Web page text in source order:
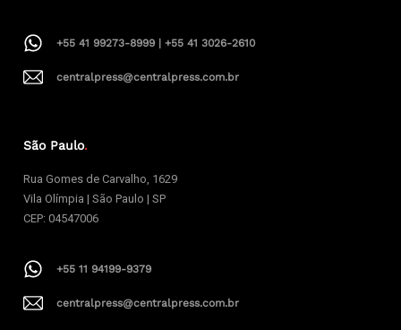
+55 41 99273-8999 | +55 41 3026-2610
centralpress@centralpress.com.br
São Paulo.
Rua Gomes de Carvalho, 1629
Vila Olímpia | São Paulo | SP
CEP: 04547006
+55 11 94199-9379
centralpress@centralpress.com.br